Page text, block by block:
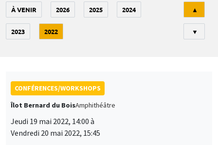
À VENIR 2026 2025 2024
2023 2022
▲
▼
CONFÉRENCES/WORKSHOPS
Îlot Bernard du BoisAmphithéâtre
Jeudi 19 mai 2022, 14:00 à
Vendredi 20 mai 2022, 15:45